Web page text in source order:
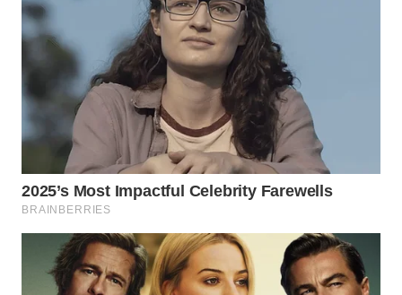
WN
BOROBUDUR
WN
MADURA
WN
SURABAYA
WN
NATUNA